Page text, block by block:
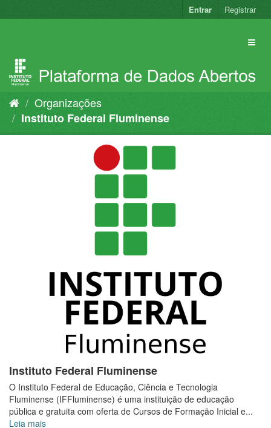
para
Entrar Registrar
Organizações
Instituto Federal Fluminense
Instituto Federal Fluminense
O Instituto Federal de Educação, Ciência e Tecnologia
Fluminense (IFFluminense) é uma instituição de educação
pública e gratuita com oferta de Cursos de Formação Inicial e...
Leia mais